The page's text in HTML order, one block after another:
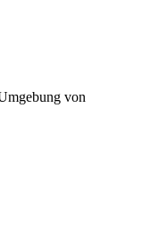
von